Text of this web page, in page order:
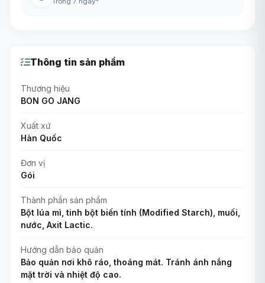
Thông tin sản phẩm
Thương hiệu
BON GO JANG
Xuất xứ
Hàn Quốc
Đơn vị
Gói
Thành phần sản phẩm
Bột lúa mì, tinh bột biến tính (Modified Starch), muối,
nước, Axit Lactic.
Hướng dẫn bảo quản
Bảo quản nơi khô ráo, thoáng mát. Tránh ánh nắng
mặt trời và nhiệt độ cao.